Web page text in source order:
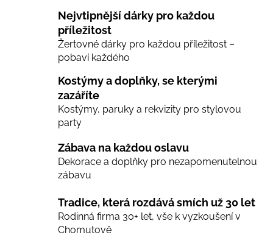
c
p
v
k
v
p
i
s
n
Nejvtipnější dárky pro každou
příležitost
Žertovné dárky pro každou příležitost –
pobaví každého
Kostýmy a doplňky, se kterými
zazáříte
Kostýmy, paruky a rekvizity pro stylovou
party
Zábava na každou oslavu
Dekorace a doplňky pro nezapomenutelnou
zábavu
Tradice, která rozdává smích už 30 let
Rodinná firma 30+ let, vše k vyzkoušení v
Chomutově